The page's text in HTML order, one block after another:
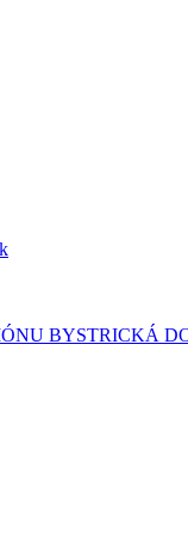
BYSTRICKÁ